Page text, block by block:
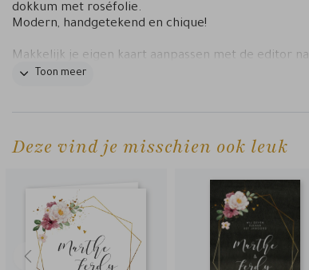
dokkum met roséfolie.
Modern, handgetekend en chique!
Makkelijk je eigen kaart aanpassen met de editor
kleur door de achtergrond aan te passen. Liever de
Toon meer
Deze vind je misschien ook leuk